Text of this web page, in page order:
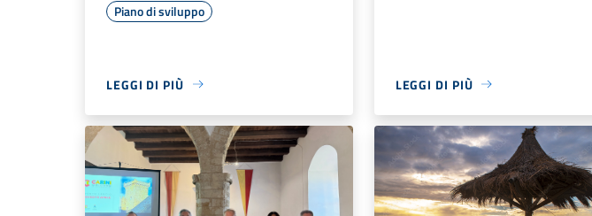
Piano di sviluppo
LEGGI DI PIÙ LEGGI DI PIÙ